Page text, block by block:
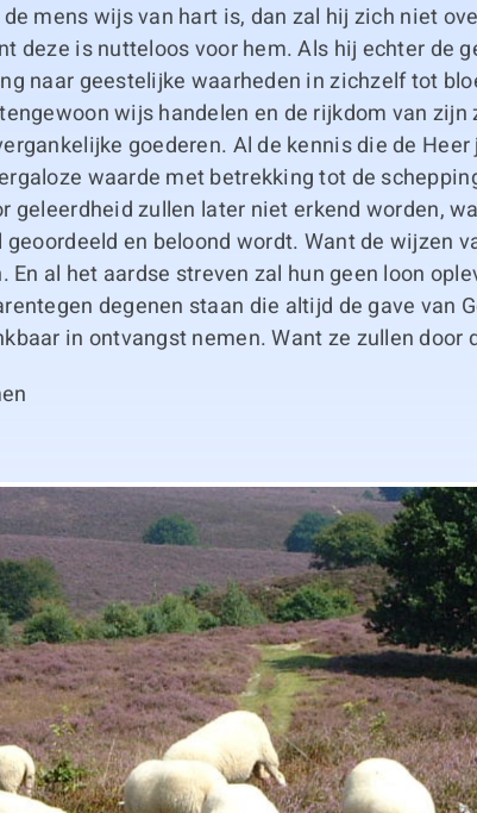
mens wijs van hart is, dan zal hij zich niet
deze is nutteloos voor hem. Als hij echter de
naar geestelijke waarheden in zichzelf tot
wijs handelen en de rijkdom van
goederen. Al de kennis die de
waarde met betrekking tot de
geleerdheid zullen later niet erkend worden,
geoordeeld en beloond wordt. Want de wijzen
En al het aardse streven zal hun geen loon
degenen staan die altijd de gave van
in ontvangst nemen. Want ze zullen door